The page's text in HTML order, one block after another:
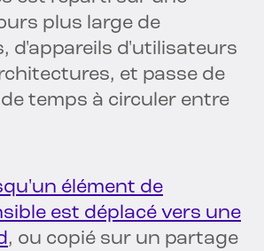
plus large de
d'appareils d'utilisateurs
et passe de
temps à circuler entre
élément de
est déplacé vers une
, ou copié sur un partage